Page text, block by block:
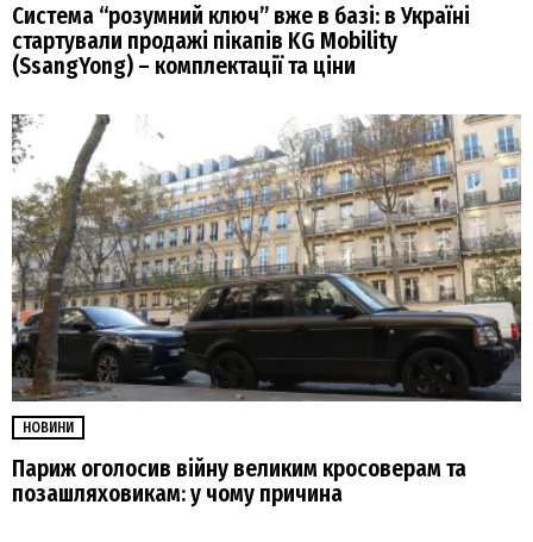
Система “розумний ключ” вже в базі: в Україні
стартували продажі пікапів KG Mobility
(SsangYong) – комплектації та ціни
НОВИНИ
Париж оголосив війну великим кросоверам та
позашляховикам: у чому причина